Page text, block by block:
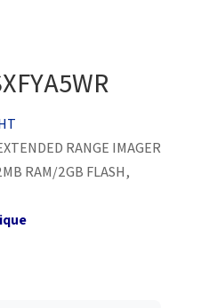
RANGE IMAGER
RAM/2GB FLASH,